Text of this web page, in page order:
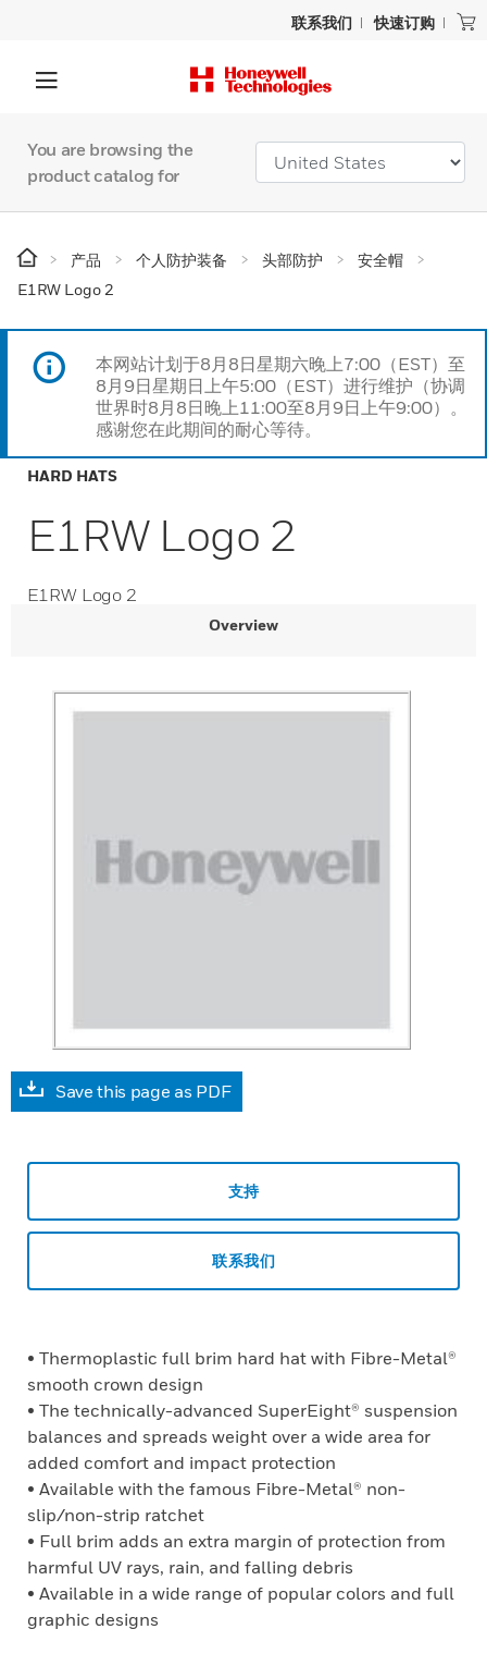
联系我们 快速订购
You are browsing the
product catalog for
产品 个人防护装备 头部防护
安全帽
E1RW Logo 2
本网站计划于8月8日星期六晚上7:00（EST）至
8月9日星期日上午5:00（EST）进行维护（协调
世界时8月8日晚上11:00至8月9日上午9:00）。
感谢您在此期间的耐心等待。
HARD HATS
E1RW Logo 2
E1RW Logo 2
Overview
Save this page as PDF
支持
联系我们
• Thermoplastic full brim hard hat with Fibre-Metal®
smooth crown design
• The technically-advanced SuperEight® suspension
balances and spreads weight over a wide area for
added comfort and impact protection
• Available with the famous Fibre-Metal® non-
slip/non-strip ratchet
• Full brim adds an extra margin of protection from
harmful UV rays, rain, and falling debris
• Available in a wide range of popular colors and full
graphic designs